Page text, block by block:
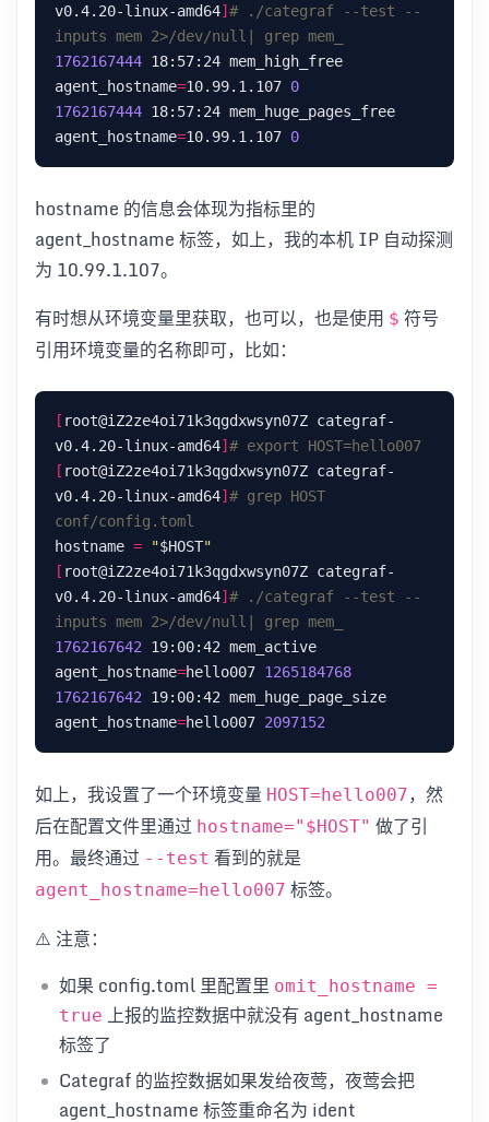
v0.4.20-linux-amd64] # ./categraf --test --
inputs mem 2>/dev/null| grep mem_
1762167444 18:57:24 mem_high_free
agent_hostname=10.99.1.107 0
1762167444 18:57:24 mem_huge_pages_free
agent_hostname=10.99.1.107 0
hostname 的信息会体现为指标里的
agent_hostname 标签，如上，我的本机 IP 自动探测
为 10.99.1.107。
有时想从环境变量里获取，也可以，也是使用 $ 符号
引用环境变量的名称即可，比如：
[ root@iZ2ze4oi71k3qgdxwsyn07Z categraf-
v0.4.20-linux-amd64] # export HOST=hello007
[ root@iZ2ze4oi71k3qgdxwsyn07Z categraf-
v0.4.20-linux-amd64] # grep HOST
conf/config.toml
hostname = "$HOST"
[ root@iZ2ze4oi71k3qgdxwsyn07Z categraf-
v0.4.20-linux-amd64] # ./categraf --test --
inputs mem 2>/dev/null| grep mem_
1762167642 19:00:42 mem_active
agent_hostname=hello007 1265184768
1762167642 19:00:42 mem_huge_page_size
agent_hostname=hello007 2097152
如上，我设置了一个环境变量 HOST=hello007，然
后在配置文件里通过 hostname="$HOST" 做了引
用。最终通过 --test 看到的就是
agent_hostname=hello007 标签。
⚠️ 注意：
如果 config.toml 里配置里 omit_hostname =
true 上报的监控数据中就没有 agent_hostname
标签了
Categraf 的监控数据如果发给夜莺，夜莺会把
agent_hostname 标签重命名为 ident